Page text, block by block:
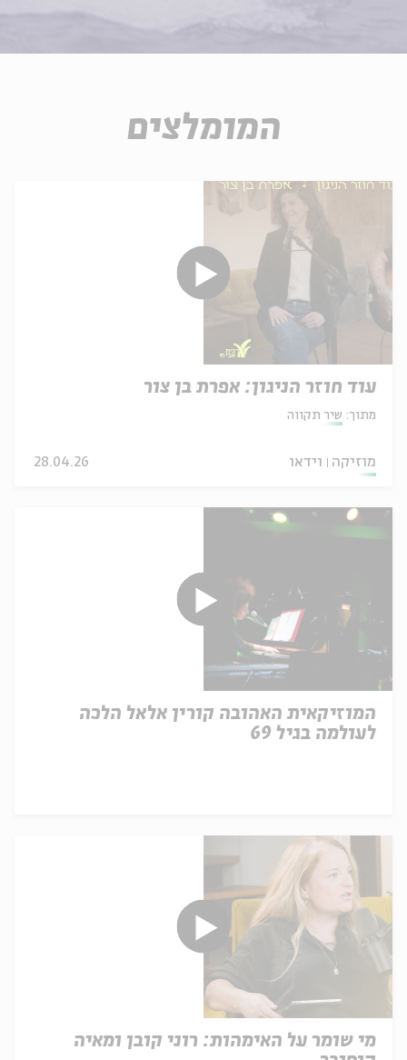
המומלצים
עוד חוזר הניגון: אפרת בן צור
מתוך: שיר תקווה
מוזיקה וידאו 28.04.26
המוזיקאית האהובה קורין אלאל הלכה
לעולמה בגיל 69
מי שומר על האימהות: רוני קובן ומאיה